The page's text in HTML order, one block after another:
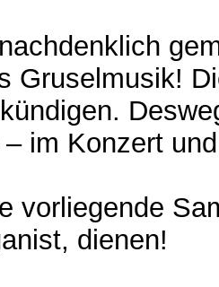
Gruselmusik!
im Konzert
vorliegende
dienen!